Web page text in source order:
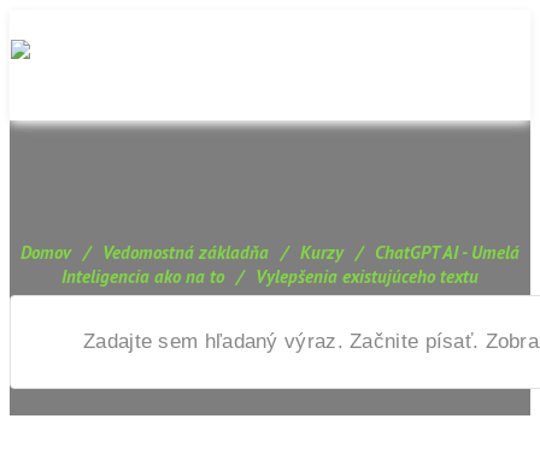
Domov / Vedomostná základňa / Kurzy / ChatGPT AI - Umelá
Inteligencia ako na to / Vylepšenia existujúceho textu